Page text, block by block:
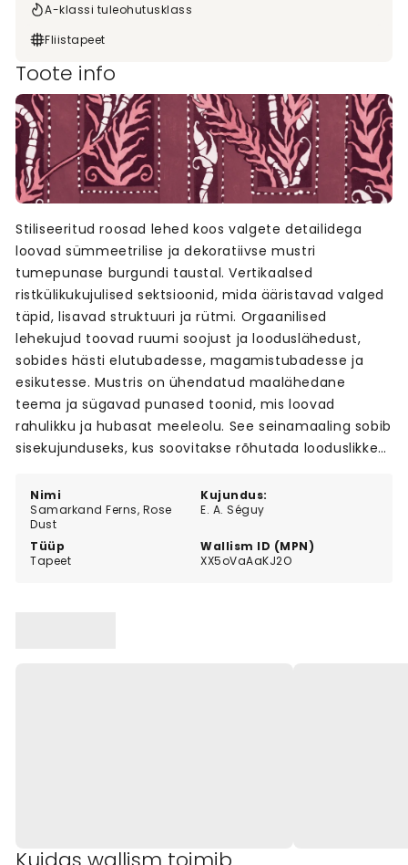
A-klassi tuleohutusklass
Fliistapeet
Toote info
Nimi
Samarkand Ferns, Rose
Dust
Kujundus:
E. A. Séguy
Tüüp
Tapeet
Wallism ID (MPN)
XX5oVaAaKJ2O
Stiliseeritud roosad lehed koos valgete detailidega
loovad sümmeetrilise ja dekoratiivse mustri
tumepunase burgundi taustal. Vertikaalsed
ristkülikukujulised sektsioonid, mida ääristavad valged
täpid, lisavad struktuuri ja rütmi. Orgaanilised
lehekujud toovad ruumi soojust ja looduslähedust,
sobides hästi elutubadesse, magamistubadesse ja
esikutesse. Mustris on ühendatud maalähedane
teema ja sügavad punased toonid, mis loovad
rahulikku ja hubasat meeleolu. See seinamaaling sobib
sisekujunduseks, kus soovitakse rõhutada looduslikke